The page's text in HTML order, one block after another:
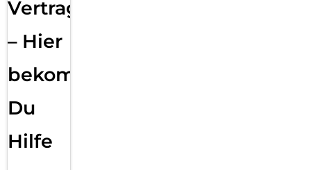
Vertragsabwicklung
– Hier
bekommst
Du
Hilfe